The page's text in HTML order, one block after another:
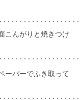
こんがりと焼きつけ
ーパーでふき取って